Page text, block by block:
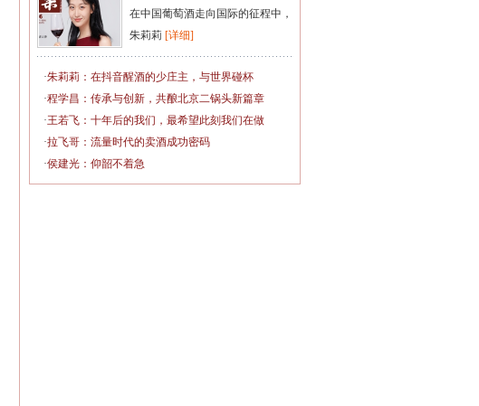
在中国葡萄酒走向国际的征程中，
朱莉莉 [详细]
·朱莉莉：在抖音醒酒的少庄主，与世界碰杯
·程学昌：传承与创新，共酿北京二锅头新篇章
·王若飞：十年后的我们，最希望此刻我们在做
·拉飞哥：流量时代的卖酒成功密码
·侯建光：仰韶不着急